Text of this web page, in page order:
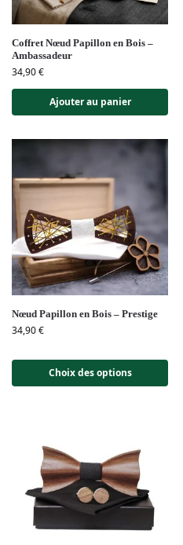
Coffret Nœud Papillon en Bois –
Ambassadeur
34,90€
Ajouter au panier
Nœud Papillon en Bois – Prestige
34,90€
Choix des options